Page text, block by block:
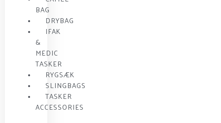
BAG
DRYBAG
IFAK
&
MEDIC
TASKER
RYGSÆK
SLINGBAGS
TASKER
ACCESSORIES